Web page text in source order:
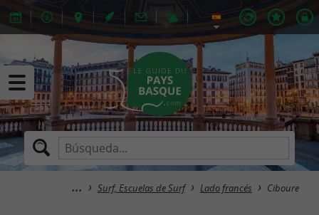
Surf, Escuelas de Surf Lado francés Ciboure